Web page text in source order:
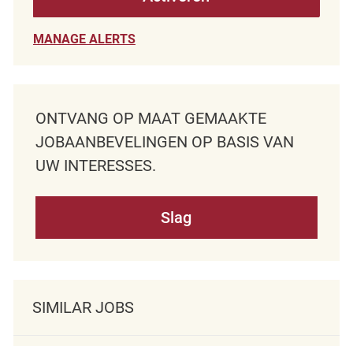
MANAGE ALERTS
ONTVANG OP MAAT GEMAAKTE
JOBAANBEVELINGEN OP BASIS VAN
UW INTERESSES.
Slag
SIMILAR JOBS